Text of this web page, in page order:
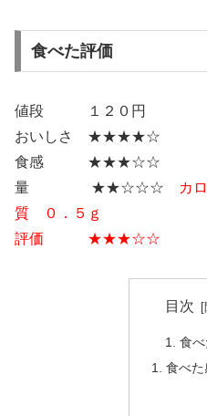
食べた評価
値段 １２０円
おいしさ ★★★★☆
食感 ★★★☆☆
量 ★★☆☆☆
カ
質 ０．５ｇ
評価 ★★★☆☆
目次
食
食べた